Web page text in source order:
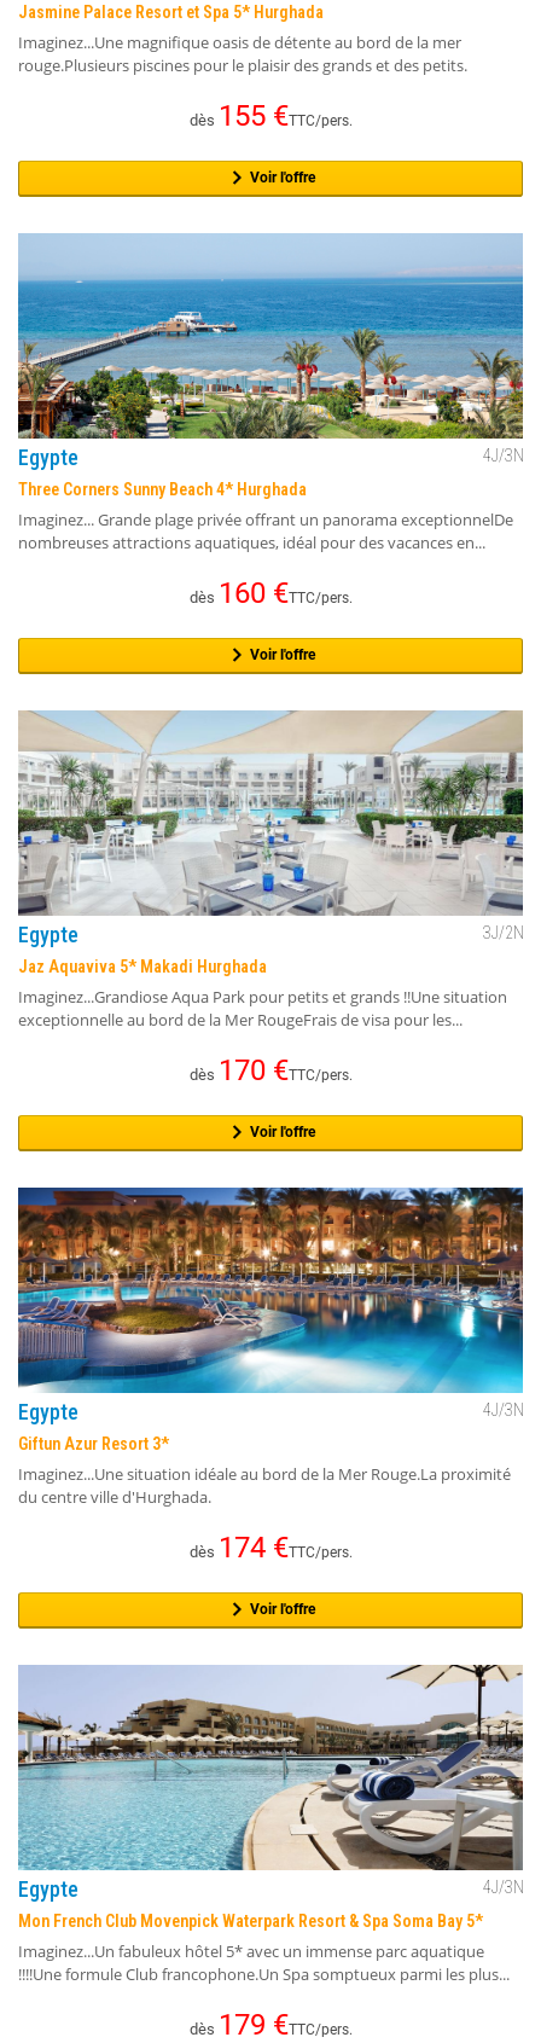
Jasmine Palace Resort et Spa 5* Hurghada
Imaginez...Une magnifique oasis de détente au bord de la mer
rouge.Plusieurs piscines pour le plaisir des grands et des petits.
dès 155€TTC/pers.
Voir l'offre
Egypte 4J/3N
Three Corners Sunny Beach 4* Hurghada
Imaginez... Grande plage privée offrant un panorama exceptionnelDe
nombreuses attractions aquatiques, idéal pour des vacances en...
dès 160€TTC/pers.
Voir l'offre
Egypte 3J/2N
Jaz Aquaviva 5* Makadi Hurghada
Imaginez...Grandiose Aqua Park pour petits et grands !!Une situation
exceptionnelle au bord de la Mer RougeFrais de visa pour les...
dès 170€TTC/pers.
Voir l'offre
Egypte 4J/3N
Giftun Azur Resort 3*
Imaginez...Une situation idéale au bord de la Mer Rouge.La proximité
du centre ville d'Hurghada.
dès 174€TTC/pers.
Voir l'offre
Egypte 4J/3N
Mon French Club Movenpick Waterpark Resort & Spa Soma Bay 5*
Imaginez...Un fabuleux hôtel 5* avec un immense parc aquatique
!!!!Une formule Club francophone.Un Spa somptueux parmi les plus...
dès 179 €TTC/pers.